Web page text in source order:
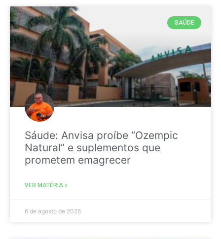
SAÚDE
Sáude: Anvisa proíbe “Ozempic
Natural” e suplementos que
prometem emagrecer
VER MATÉRIA »
6 de agosto de 2026